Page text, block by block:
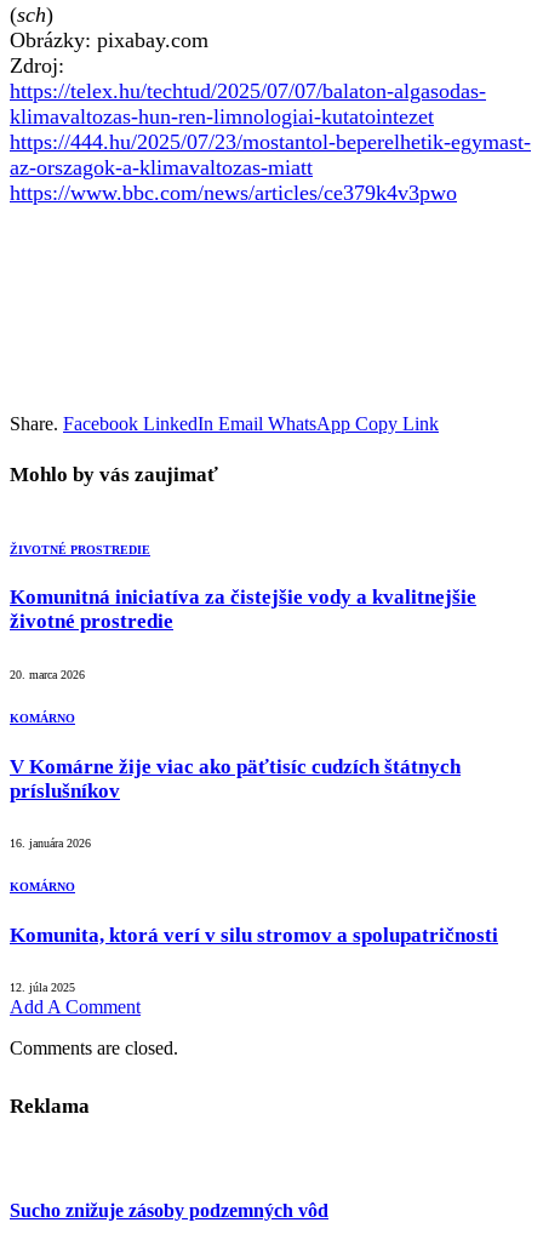
(sch)
Obrázky: pixabay.com
Zdroj:
https://telex.hu/techtud/2025/07/07/balaton-algasodas-
klimavaltozas-hun-ren-limnologiai-kutatointezet
https://444.hu/2025/07/23/mostantol-beperelhetik-egymast-
az-orszagok-a-klimavaltozas-miatt
https://www.bbc.com/news/articles/ce379k4v3pwo
Share. Facebook LinkedIn Email WhatsApp Copy Link
Mohlo by vás zaujimať
ŽIVOTNÉ PROSTREDIE
Komunitná iniciatíva za čistejšie vody a kvalitnejšie
životné prostredie
20. marca 2026
KOMÁRNO
V Komárne žije viac ako päťtisíc cudzích štátnych
príslušníkov
16. januára 2026
KOMÁRNO
Komunita, ktorá verí v silu stromov a spolupatričnosti
12. júla 2025
Add A Comment
Comments are closed.
Reklama
Sucho znižuje zásoby podzemných vôd